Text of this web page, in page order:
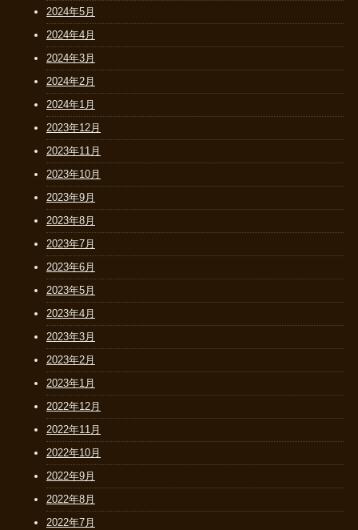
2024年5月
2024年4月
2024年3月
2024年2月
2024年1月
2023年12月
2023年11月
2023年10月
2023年9月
2023年8月
2023年7月
2023年6月
2023年5月
2023年4月
2023年3月
2023年2月
2023年1月
2022年12月
2022年11月
2022年10月
2022年9月
2022年8月
2022年7月